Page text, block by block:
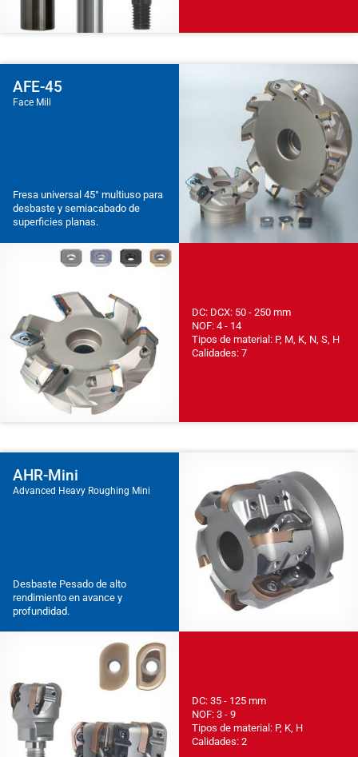
AFE-45
Face Mill
Fresa universal 45° multiuso para
desbaste y semiacabado de
superficies planas.
DC: DCX: 50 - 250 mm
NOF: 4 - 14
Tipos de material: P, M, K, N, S, H
Calidades: 7
AHR-Mini
Advanced Heavy Roughing Mini
Desbaste Pesado de alto
rendimiento en avance y
profundidad.
DC: 35 - 125 mm
NOF: 3 - 9
Tipos de material: P, K, H
Calidades: 2